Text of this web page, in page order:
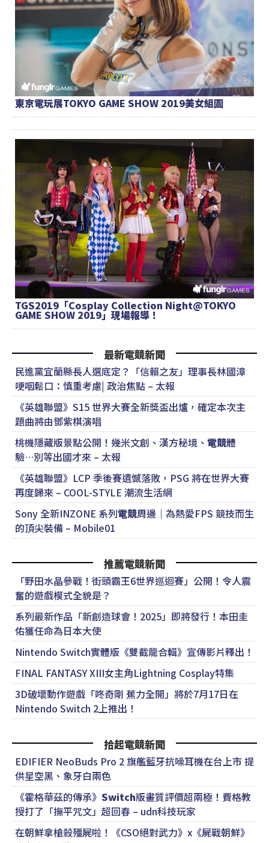
東京電玩展TOKYO GAME SHOW 2019美女組圖
TGS2019「Cosplay Collection Night@TOKYO
GAME SHOW 2019」現場報導！
最新電競新聞
民進黨宜蘭縣長人選底定？「信賴之友」理事長林國漳
哽咽鬆口：慎重考慮| 政治焦點 – 太報
《英雄聯盟》S15 世界大賽全新獎盃出爐，確定本次主
題曲將由鄧紫棋演唱
桃機隱藏版景點公開！幾米文創、漢方秘境、 電競體
驗…別等出國才來 – 太報
《英雄聯盟》LCP 季後賽遺憾落敗，PSG 將在世界大賽
再度歸來 – COOL-STYLE 潮流生活網
Sony 全新INZONE 系列電競周邊｜為熱愛FPS 競技而生
的頂尖裝備 – Mobile01
推薦電競新聞
「野田水晶參戰！街頭霸王6世界巡迴賽」公開！令人震
奮的遊戲模式全貌是？
系列最新作品「新創造球會！2025」即將發行！本田圭
佑獲任命為日本大使
Nintendo Switch實體版《雙截龍合輯》宣傳影片釋出！
FINAL FANTASY XIII女主角Lightning Cosplay特集
3D破壞動作遊戲「咚奇剛 蕉力全開」將於7月17日在
Nintendo Switch 2上推出！
拾起電競新聞
EDIFIER NeoBuds Pro 2 旗艦藍牙抗噪耳機在台上市 提
供星空黑、象牙白兩色
《霍格華茲的傳承》 Switch版畫質評價超兩極！費格教
授打了「撫平咒文」超回春 – udn科技玩家
在朝鮮拿槍殺殭屍啦！《CSO絕對武力》x《屍戰朝鮮》